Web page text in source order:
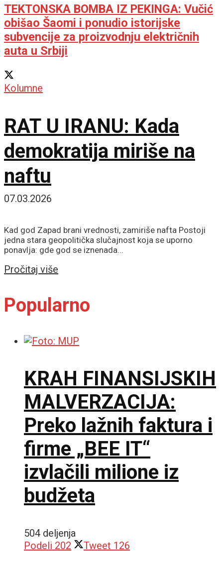
TEKTONSKA BOMBA IZ PEKINGA: Vučić
obišao Šaomi i ponudio istorijske
subvencije za proizvodnju električnih
auta u Srbiji
Kolumne
RAT U IRANU: Kada
demokratija miriše na
naftu
07.03.2026
Kad god Zapad brani vrednosti, zamiriše nafta Postoji
jedna stara geopolitička slučajnost koja se uporno
ponavlja: gde god se iznenada...
Pročitaj više
Popularno
KRAH FINANSIJSKIH
MALVERZACIJA:
Preko lažnih faktura i
firme „BEE IT“
izvlačili milione iz
budžeta
504 deljenja
Podeli 202 Tweet 126